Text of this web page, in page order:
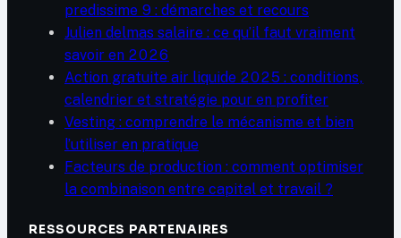
predissime 9 : démarches et recours
Julien delmas salaire : ce qu’il faut vraiment
savoir en 2026
Action gratuite air liquide 2025 : conditions,
calendrier et stratégie pour en profiter
Vesting : comprendre le mécanisme et bien
l’utiliser en pratique
Facteurs de production : comment optimiser
la combinaison entre capital et travail ?
RESSOURCES PARTENAIRES